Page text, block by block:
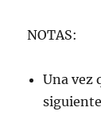
NOTAS:
Una vez